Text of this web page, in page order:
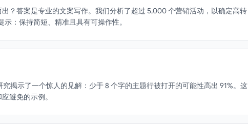
？答案是专业的文案写作。我们分析了超过 5,000 个营销活动，以确定高转
：保持简短、精准且具有可操作性。
揭示了一个惊人的见解：少于 8 个字的主题行被打开的可能性高出 91%。这
避免的示例。